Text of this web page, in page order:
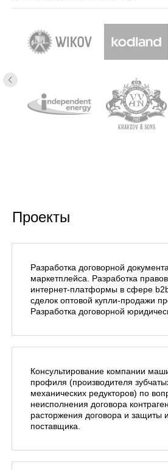
Проекты
Разработка договорной
маркетплейса. Разработка
интернет-платформы в сфере
сделок оптовой купли-продажи
Разработка договорной
Консультирование компании
профиля (производителя
механических редукторов) по
неисполнения договора
расторжения договора и защиты
поставщика.